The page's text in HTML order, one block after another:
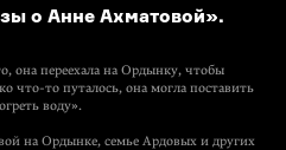
о Анне Ахматовой».
она переехала на Ордынку, чтобы
что-то путалось, она могла поставить
воду».
на Ордынке, семье Ардовых и других